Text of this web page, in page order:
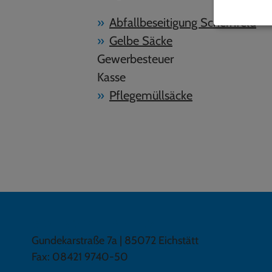
Abfallbeseitigung Schernfeld
Gelbe Säcke
Gewerbesteuer
Kasse
Pflegemüllsäcke
Gundekarstraße 7a | 85072 Eichstätt
Fax: 08421 9740-50